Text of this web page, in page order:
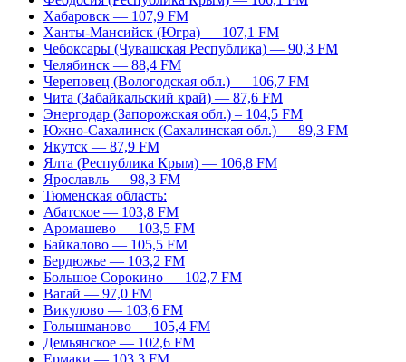
Хабаровск — 107,9 FM
Ханты-Мансийск (Югра) — 107,1 FM
Чебоксары (Чувашская Республика) — 90,3 FM
Челябинск — 88,4 FM
Череповец (Вологодская обл.) — 106,7 FM
Чита (Забайкальский край) — 87,6 FM
Энергодар (Запорожская обл.) – 104,5 FM
Южно-Сахалинск (Сахалинская обл.) — 89,3 FM
Якутск — 87,9 FM
Ялта (Республика Крым) — 106,8 FM
Ярославль — 98,3 FM
Тюменская область:
Абатское — 103,8 FM
Аромашево — 103,5 FM
Байкалово — 105,5 FM
Бердюжье — 103,2 FM
Большое Сорокино — 102,7 FM
Вагай — 97,0 FM
Викулово — 103,6 FM
Голышманово — 105,4 FM
Демьянское — 102,6 FM
Ермаки — 103,3 FM